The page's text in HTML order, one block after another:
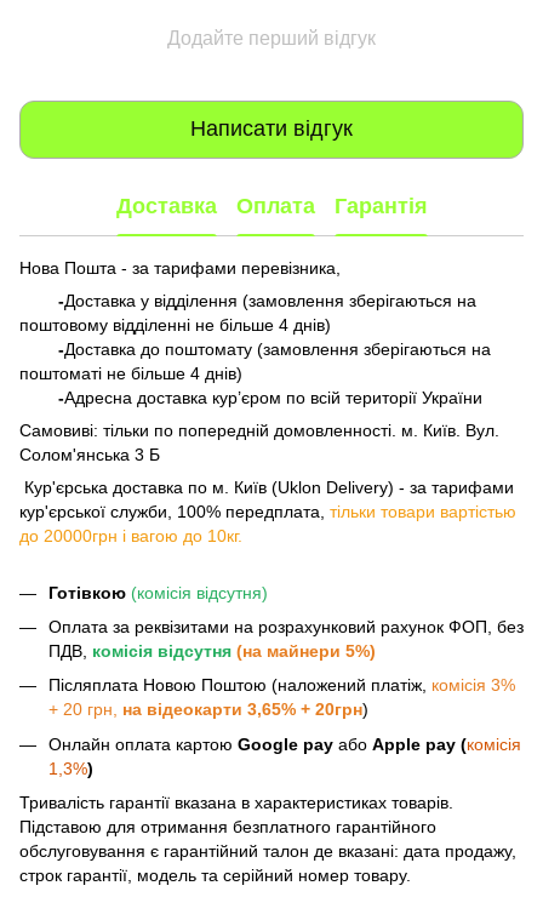
Додайте перший відгук
Написати відгук
Доставка Оплата Гарантія
Нова Пошта - за тарифами перевізника,
-Доставка у відділення (замовлення зберігаються на
поштовому відділенні не більше 4 днів)
-Доставка до поштомату (замовлення зберігаються на
поштоматі не більше 4 днів)
-Адресна доставка кур’єром по всій території України
Самовиві: тільки по попередній домовленності. м. Київ. Вул.
Солом'янська 3 Б
​​​​​​ Кур'єрська доставка по м. Київ (Uklon Delivery) - за тарифами
кур'єрської служби, 100% передплата, тільки товари вартістью
до 20000грн і вагою до 10кг.
Готівкою (комісія відсутня)
Оплата за реквізитами на розрахунковий рахунок ФОП, без
ПДВ, комісія відсутня (на майнери 5%)
Післяплата Новою Поштою (наложений платіж, комісія 3%
+ 20 грн, на відеокарти 3,65% + 20грн)
Онлайн оплата картою Google pay або Apple pay (комісія
1,3%)
Тривалість гарантії вказана в характеристиках товарів.
Підставою для отримання безплатного гарантійного
обслуговування є гарантійний талон де вказані: дата продажу,
строк гарантії, модель та серійний номер товару.